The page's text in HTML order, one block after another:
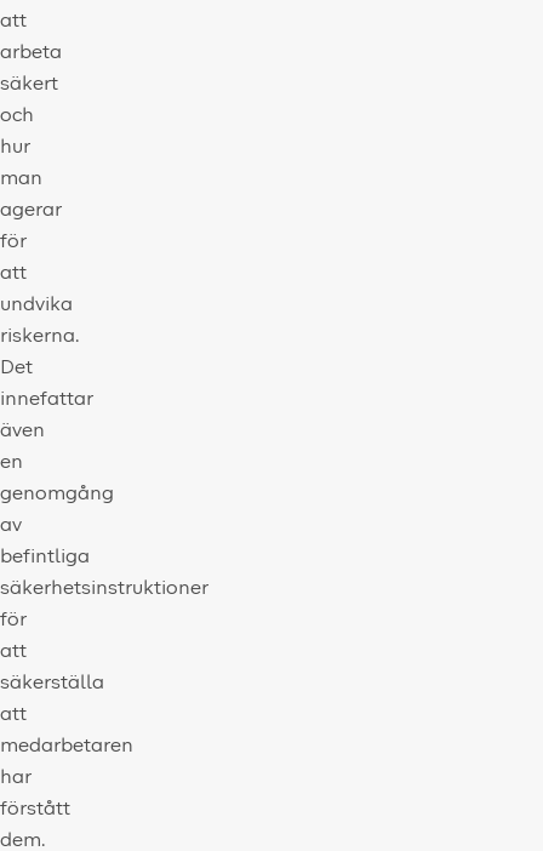
att
arbeta
säkert
och
hur
man
agerar
för
att
undvika
riskerna.
Det
innefattar
även
en
genomgång
av
befintliga
säkerhetsinstruktioner
för
att
säkerställa
att
medarbetaren
har
förstått
dem.